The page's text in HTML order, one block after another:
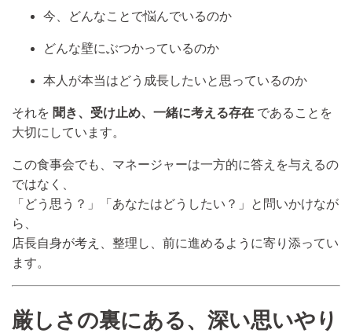
今、どんなことで悩んでいるのか
どんな壁にぶつかっているのか
本人が本当はどう成長したいと思っているのか
それを 聞き、受け止め、一緒に考える存在 であることを
大切にしています。
この食事会でも、マネージャーは一方的に答えを与えるの
ではなく、
「どう思う？」「あなたはどうしたい？」と問いかけなが
ら、
店長自身が考え、整理し、前に進めるように寄り添ってい
ます。
厳しさの裏にある、深い思いやり